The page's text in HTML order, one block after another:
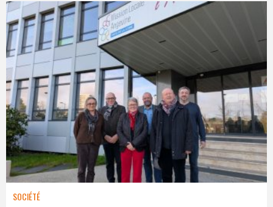
SOCIÉTÉ